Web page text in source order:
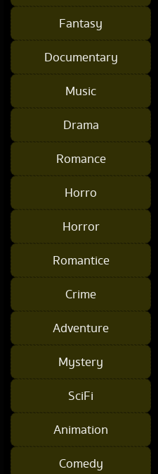
Fantasy
Documentary
Music
Drama
Romance
Horro
Horror
Romantice
Crime
Adventure
Mystery
SciFi
Animation
Comedy